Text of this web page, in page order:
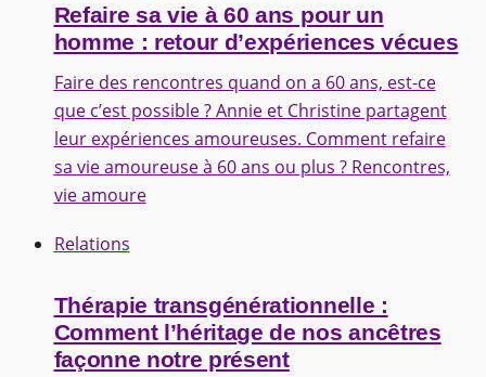
Refaire sa vie à 60 ans pour un
homme : retour d’expériences vécues
Faire des rencontres quand on a 60 ans, est-ce
que c’est possible ? Annie et Christine partagent
leur expériences amoureuses. Comment refaire
sa vie amoureuse à 60 ans ou plus ? Rencontres,
vie amoure
Relations
Thérapie transgénérationnelle :
Comment l’héritage de nos ancêtres
façonne notre présent